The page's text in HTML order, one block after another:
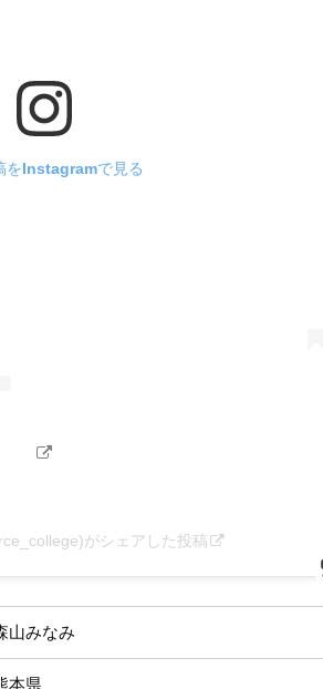
をInstagramで見る
がシェアした投稿
山みなみ
本県